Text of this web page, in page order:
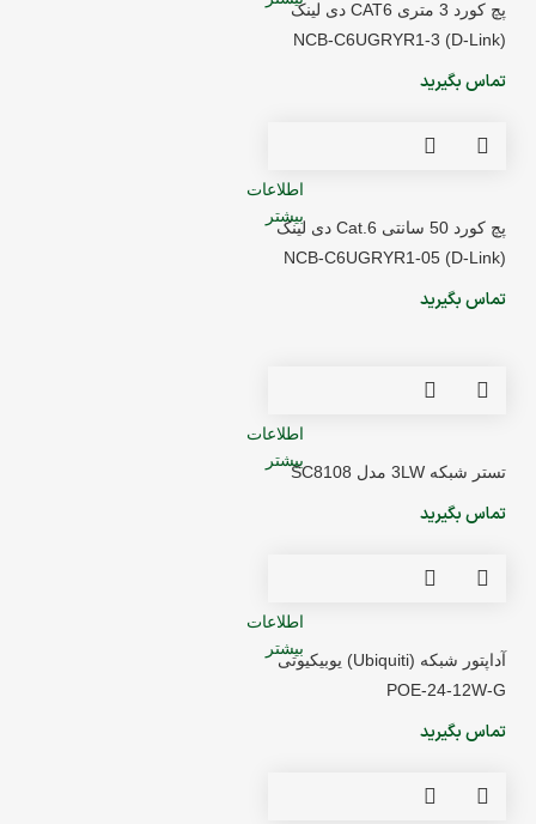
پچ کورد 3 متری CAT6 دی لینک
(D-Link) NCB-C6UGRYR1-3
تماس بگیرید
اطلاعات
بیشتر
پچ کورد 50 سانتی Cat.6 دی لینک
(D-Link) NCB-C6UGRYR1-05
تماس بگیرید
اطلاعات
بیشتر
تستر شبکه 3LW مدل SC8108
تماس بگیرید
اطلاعات
بیشتر
آداپتور شبکه (Ubiquiti) یوبیکیوتی
POE-24-12W-G
تماس بگیرید